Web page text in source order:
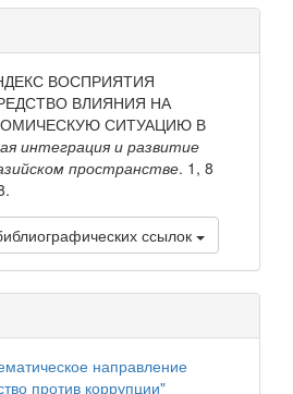
ВОСПРИЯТИЯ
ВЛИЯНИЯ НА
СИТУАЦИЮ В
интеграция и развитие
пространстве. 1, 8
ссылок
направление
против коррупции"